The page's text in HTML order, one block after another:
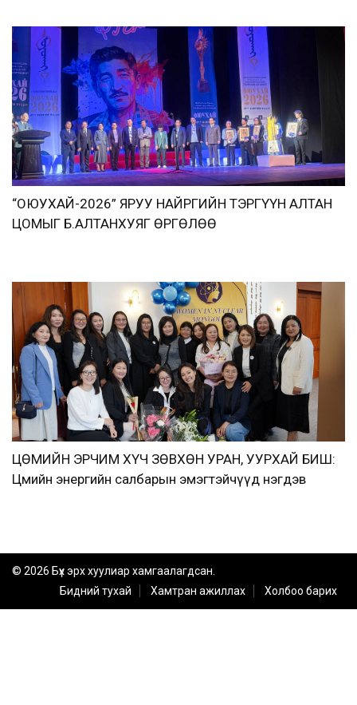
“ОЮУХАЙ-2026” ЯРУУ НАЙРГИЙН ТЭРГҮҮН АЛТАН
ЦОМЫГ Б.АЛТАНХУЯГ ӨРГӨЛӨӨ
ЦӨМИЙН ЭРЧИМ ХҮЧ ЗӨВХӨН УРАН, УУРХАЙ БИШ:
Цөмийн энергийн салбарын эмэгтэйчүүд нэгдэв
© 2026 Бүх эрх хуулиар хамгаалагдсан.
Бидний тухай
Хамтран ажиллах Холбоо барих